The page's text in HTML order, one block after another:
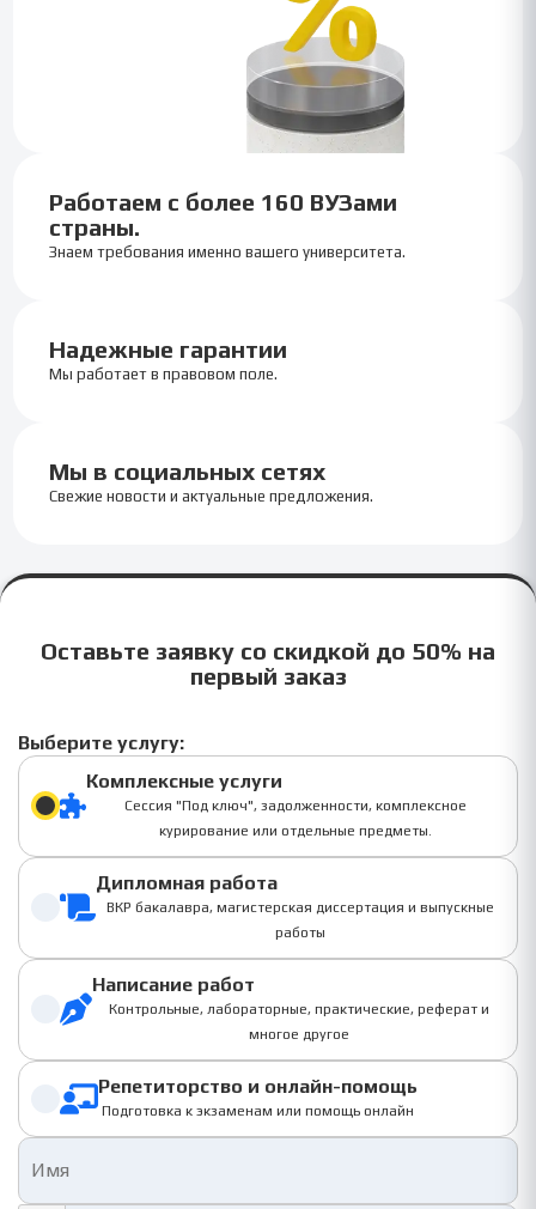
Работаем с более 160 ВУЗами
страны.
Знаем требования именно вашего университета.
Надежные гарантии
Мы работает в правовом поле.
Мы в социальных сетях
Свежие новости и актуальные предложения.
Оставьте заявку со скидкой до 50% на
первый заказ
Выберите услугу:
Комплексные услуги
Сессия "Под ключ", задолженности, комплексное
курирование или отдельные предметы.
Дипломная работа
ВКР бакалавра, магистерская диссертация и выпускные
работы
Написание работ
Контрольные, лабораторные, практические, реферат и
многое другое
Репетиторство и онлайн-помощь
Подготовка к экзаменам или помощь онлайн